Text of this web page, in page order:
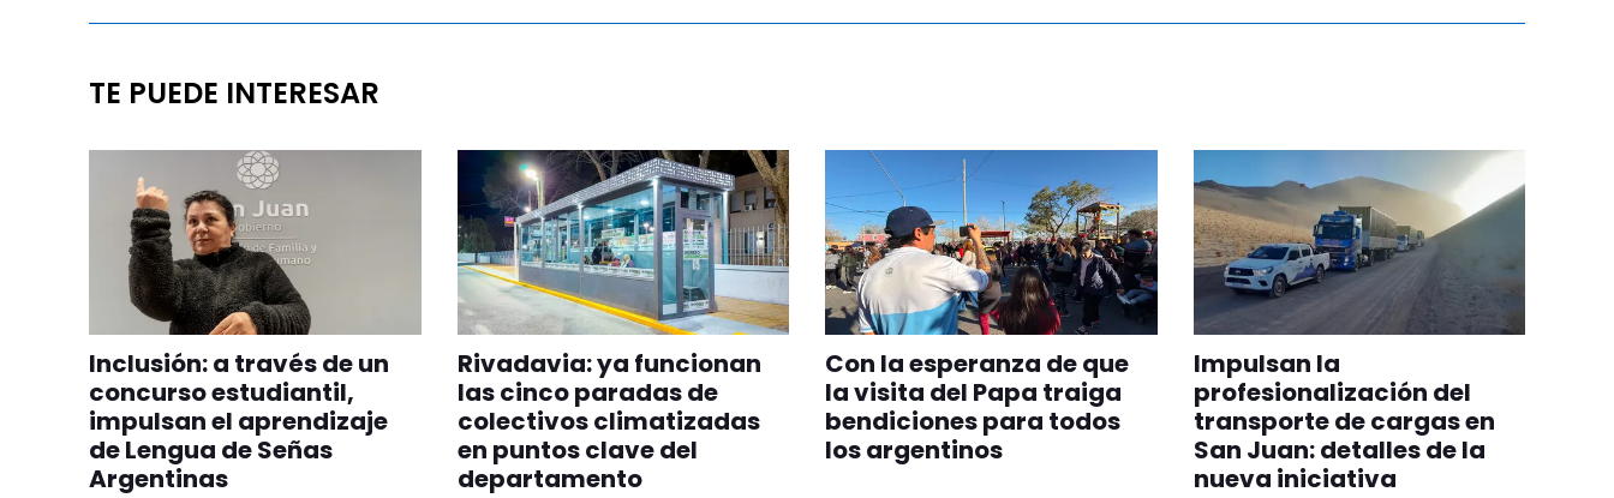
TE PUEDE INTERESAR
Inclusión: a través de un
concurso estudiantil,
impulsan el aprendizaje
de Lengua de Señas
Argentinas
Rivadavia: ya funcionan
las cinco paradas de
colectivos climatizadas
en puntos clave del
departamento
Con la esperanza de que
la visita del Papa traiga
bendiciones para todos
los argentinos
Impulsan la
profesionalización del
transporte de cargas en
San Juan: detalles de la
nueva iniciativa